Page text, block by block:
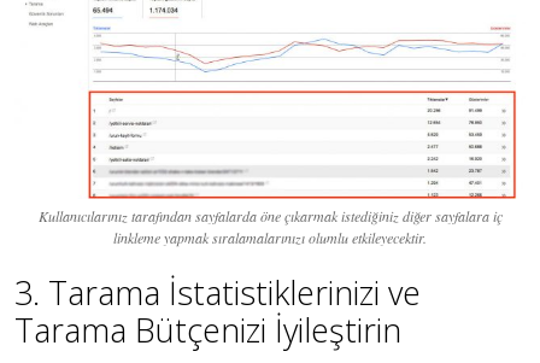
Kullanıcılarınız tarafından sayfalarda öne çıkarmak istediğiniz diğer sayfalara iç
linkleme yapmak sıralamalarınızı olumlu etkileyecektir.
3. Tarama İstatistiklerinizi ve
Tarama Bütçenizi İyileştirin